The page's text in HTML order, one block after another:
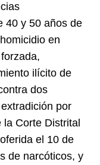
40 y 50 años de
en
ilícito de
dos
por
Corte Distrital
el 10 de
de narcóticos, y